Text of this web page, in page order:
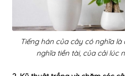
Tiếng hán của cây có nghĩa
nghĩa tiền tài, của cải lúc